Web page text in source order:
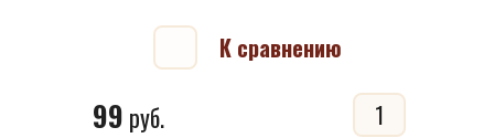
К сравнению
99 руб.